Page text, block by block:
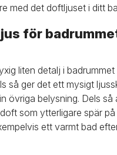
med det doftljuset i ditt
för
liten detalj i
så ger det ett mysigt
övriga belysning. Dels så
som ytterligare spär på
ett varmt bad